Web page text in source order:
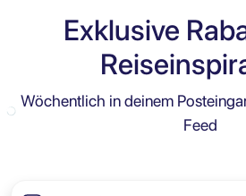
Exklusive
Wöchentlich in deinem
Feed